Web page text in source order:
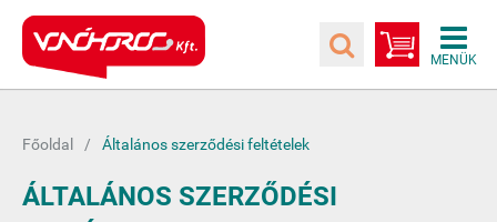
Főoldal Általános szerződési feltételek
ÁLTALÁNOS SZERZŐDÉSI